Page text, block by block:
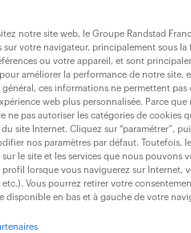
plusieurs activités :
polices d'assurance
notre site web, le Groupe Randstad
sur votre navigateur, principalement sous
ou votre appareil, et sont
améliorer la performance de notre site,
général, ces informations ne permettent
web plus personnalisée. Parce
ne pas autoriser les catégories de cookies
site Internet. Cliquez sur “paramétrer”,
nos paramètres par défaut. Toutefois,
le site et les services que nous pouvons
profil lorsque vous naviguerez sur Internet,
etc.). Vous pourrez retirer votre
disponible en bas et à gauche de votre